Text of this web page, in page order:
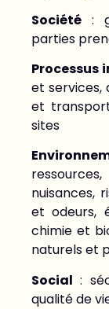
Société :
parties
Processus
et services,
et
sites
nuisances,
et odeurs,
chimie et
naturels et
Social :
qualité de